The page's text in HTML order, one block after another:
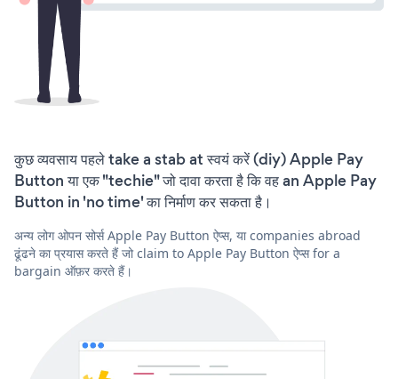
कुछ व्यवसाय पहले take a stab at स्वयं करें (diy) Apple Pay
Button या एक "techie" जो दावा करता है कि वह an Apple Pay
Button in 'no time' का निर्माण कर सकता है।
अन्य लोग ओपन सोर्स Apple Pay Button ऐप्स, या companies abroad
ढूंढने का प्रयास करते हैं जो claim to Apple Pay Button ऐप्स for a
bargain ऑफ़र करते हैं।